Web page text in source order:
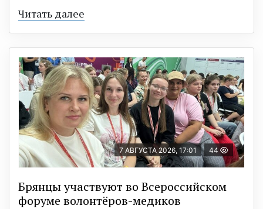
Читать далее
7 АВГУСТА 2026, 17:01 44
Брянцы участвуют во Всероссийском
форуме волонтёров-медиков